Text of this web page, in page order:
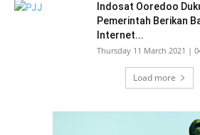
Indosat Ooredoo
Pemerintah Berikan
Internet...
Thursday 11 March 2021 |
Load more